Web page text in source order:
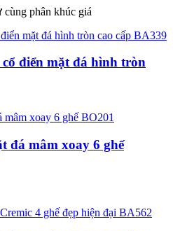
cùng phân khúc giá
điển mặt đá hình tròn
đá mâm xoay 6 ghế